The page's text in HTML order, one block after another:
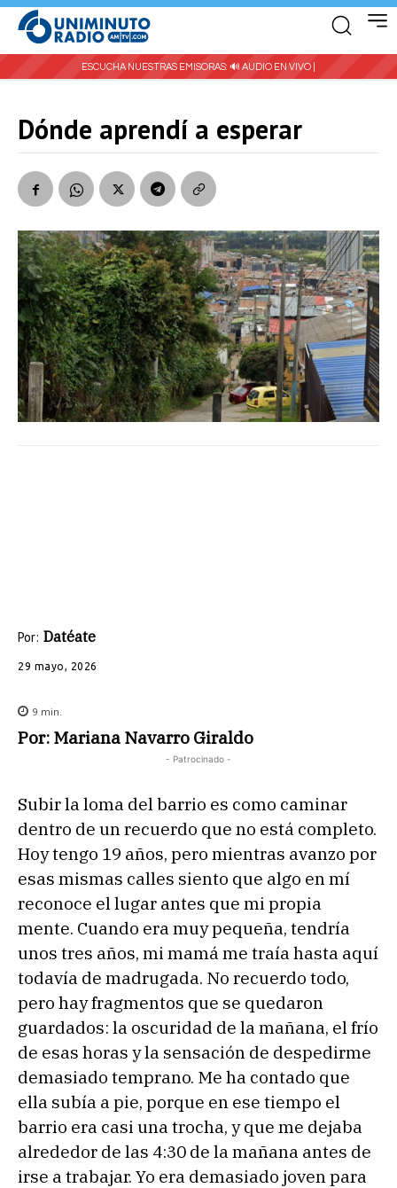
ESCUCHA NUESTRAS EMISORAS: 🔊 AUDIO EN VIVO |
Dónde aprendí a esperar
Por: Datéate
29 mayo, 2026
9 min.
Por: Mariana Navarro Giraldo
- Patrocinado -
Subir la loma del barrio es como caminar
dentro de un recuerdo que no está completo.
Hoy tengo 19 años, pero mientras avanzo por
esas mismas calles siento que algo en mí
reconoce el lugar antes que mi propia
mente. Cuando era muy pequeña, tendría
unos tres años, mi mamá me traía hasta aquí
todavía de madrugada. No recuerdo todo,
pero hay fragmentos que se quedaron
guardados: la oscuridad de la mañana, el frío
de esas horas y la sensación de despedirme
demasiado temprano. Me ha contado que
ella subía a pie, porque en ese tiempo el
barrio era casi una trocha, y que me dejaba
alrededor de las 4:30 de la mañana antes de
irse a trabajar. Yo era demasiado joven para